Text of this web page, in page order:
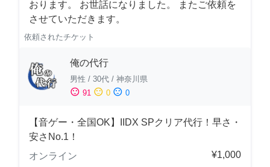
おります。 お世話になりました。 またご依頼を
させていただきます。
依頼されたチケット
俺の代行
男性 / 30代 / 神奈川県
sentiment_satisfied 91 sentiment_neutral 0 sentiment_dissatisfied 0
【音ゲー・全国OK】IIDX SPクリア代行！早さ・
安さNo.1！
オンライン
¥1,000